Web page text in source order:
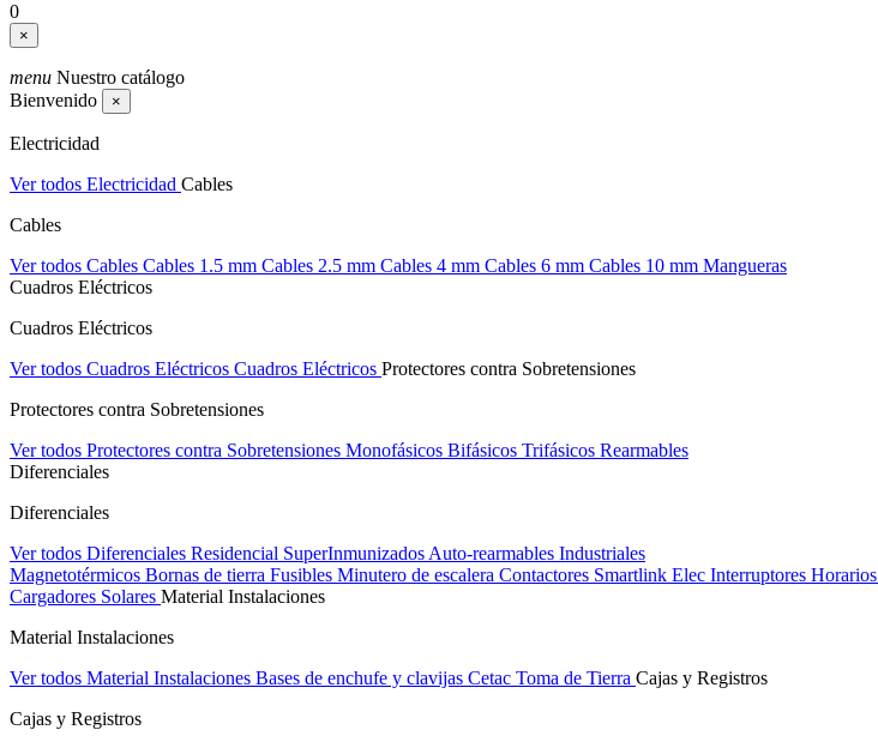
0
×
menu Nuestro catálogo
Bienvenido
×
Electricidad
Ver todos Electricidad Cables
Cables
Ver todos Cables Cables 1.5 mm Cables 2.5 mm Cables 4 mm Cables 6 mm Cables 10 mm Mangueras
Cuadros Eléctricos
Cuadros Eléctricos
Ver todos Cuadros Eléctricos Cuadros Eléctricos Protectores contra Sobretensiones
Protectores contra Sobretensiones
Ver todos Protectores contra Sobretensiones Monofásicos Bifásicos Trifásicos Rearmables
Diferenciales
Diferenciales
Ver todos Diferenciales Residencial SuperInmunizados Auto-rearmables Industriales
Magnetotérmicos Bornas de tierra Fusibles Minutero de escalera Contactores Smartlink Elec Interruptores Horarios
Cargadores Solares Material Instalaciones
Material Instalaciones
Ver todos Material Instalaciones Bases de enchufe y clavijas Cetac Toma de Tierra Cajas y Registros
Cajas y Registros